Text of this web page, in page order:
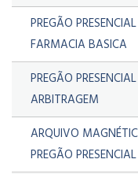
PREGÃO
FARMACIA BASICA
PREGÃO
ARBITRAGEM
ARQUIVO
PREGÃO